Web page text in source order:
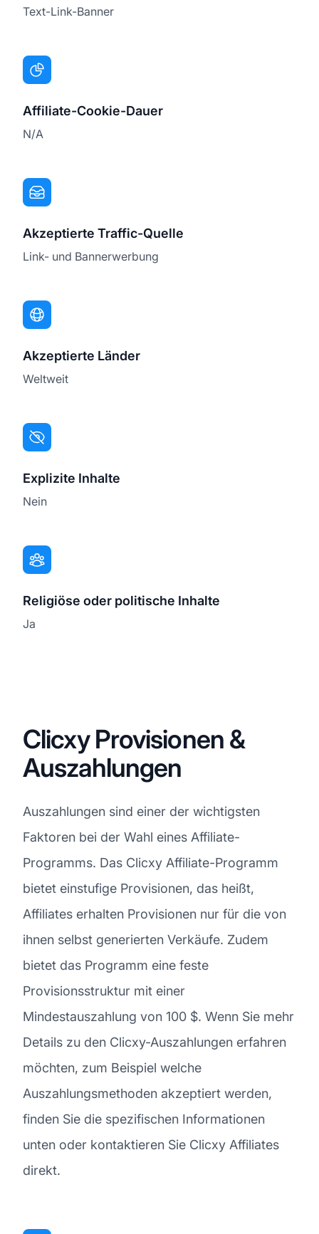
Text-Link-Banner
Affiliate-Cookie-Dauer
N/A
Akzeptierte Traffic-Quelle
Link- und Bannerwerbung
Akzeptierte Länder
Weltweit
Explizite Inhalte
Nein
Religiöse oder politische Inhalte
Ja
Clicxy Provisionen &
Auszahlungen
Auszahlungen sind einer der wichtigsten
Faktoren bei der Wahl eines Affiliate-
Programms. Das Clicxy Affiliate-Programm
bietet einstufige Provisionen, das heißt,
Affiliates erhalten Provisionen nur für die von
ihnen selbst generierten Verkäufe. Zudem
bietet das Programm eine feste
Provisionsstruktur mit einer
Mindestauszahlung von 100 $. Wenn Sie mehr
Details zu den Clicxy-Auszahlungen erfahren
möchten, zum Beispiel welche
Auszahlungsmethoden akzeptiert werden,
finden Sie die spezifischen Informationen
unten oder kontaktieren Sie Clicxy Affiliates
direkt.